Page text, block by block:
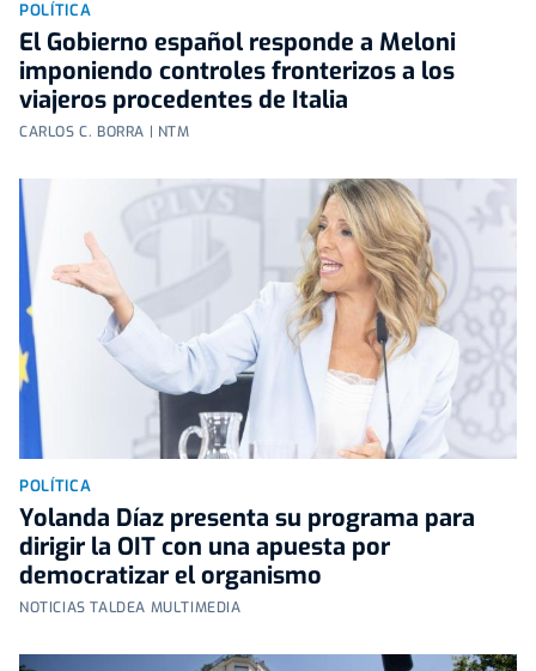
POLÍTICA
El Gobierno español responde a Meloni
imponiendo controles fronterizos a los
viajeros procedentes de Italia
CARLOS C. BORRA | NTM
POLÍTICA
Yolanda Díaz presenta su programa para
dirigir la OIT con una apuesta por
democratizar el organismo
NOTICIAS TALDEA MULTIMEDIA